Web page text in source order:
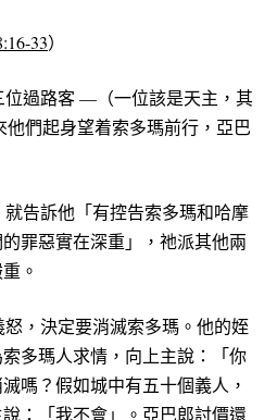
33）
過路客 —（一位該是天主，其
們起身望着索多瑪前行，亞巴
告訴他「有控告索多瑪和哈摩
罪惡實在深重」，祂派其他兩
。
，決定要消滅索多瑪。他的姪
多瑪人求情，向上主說：「你
嗎？假如城中有五十個義人，
：「我不會」。亞巴郎討價還